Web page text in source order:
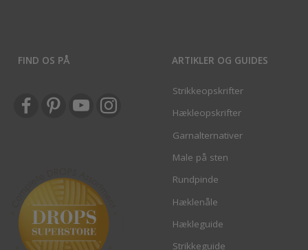
FIND OS PÅ ARTIKLER OG GUIDES
Strikkeopskrifter
Hækleopskrifter
Garnalternativer
Male på sten
Rundpinde
Hæklenåle
Hækleguide
Strikkeguide